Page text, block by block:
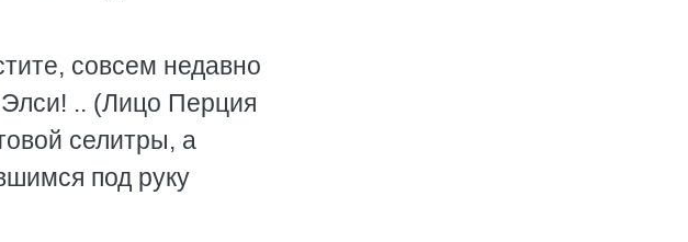
совсем недавно
Элси! .. (Лицо Перция
селитры, а
под руку